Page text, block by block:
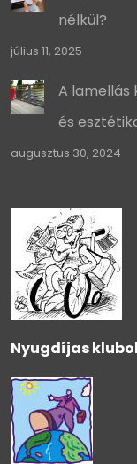
nélkül?
július 11, 2025
A lamellás
és
augusztus 30, 2024
Nyugdíjas